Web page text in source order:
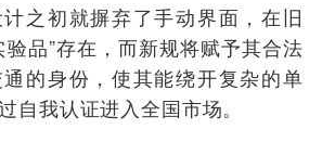
之初就摒弃了手动界面，在旧
品”存在，而新规将赋予其合法
的身份，使其能绕开复杂的单
自我认证进入全国市场。